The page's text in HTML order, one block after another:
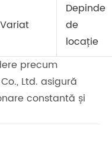
Variat
Depinde
de
locație
precum
Ltd. asigură
constantă și